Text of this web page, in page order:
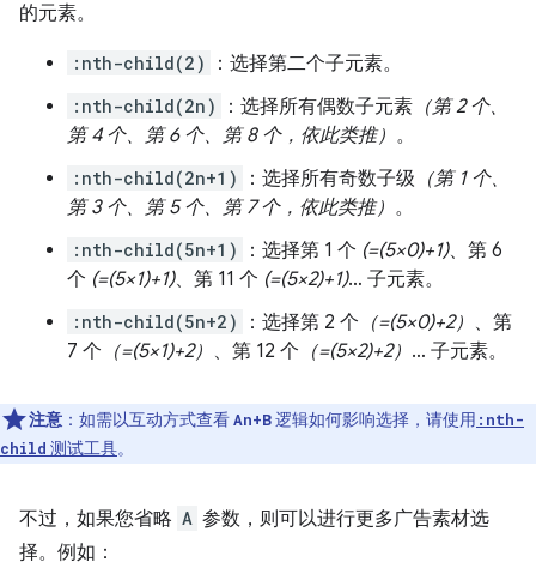
的元素。
:nth-child(2) ：选择第二个子元素。
:nth-child(2n) ：选择所有偶数子元素 （第 2 个、
第 4 个、第 6 个、第 8 个，依此类推） 。
:nth-child(2n+1) ：选择所有奇数子级 （第 1 个、
第 3 个、第 5 个、第 7 个，依此类推） 。
:nth-child(5n+1) ：选择第 1 个 (=(5×0)+1)、第 6
个 (=(5×1)+1)、第 11 个 (=(5×2)+1)… 子元素。
:nth-child(5n+2) ：选择第 2 个 （=(5×0)+2） 、第
7 个 （=(5×1)+2） 、第 12 个 （=(5×2)+2） … 子元素。
注意 ：如需以互动方式查看An+B逻辑如何影响选择，请使用 :nth-
child 测试工具。
不过，如果您省略 A 参数，则可以进行更多广告素材选
择。例如：